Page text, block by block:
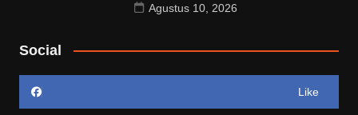
Agustus 10, 2026
Social
Like